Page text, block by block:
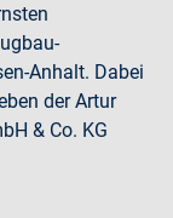
Anhalt. Dabei
der Artur
& Co. KG